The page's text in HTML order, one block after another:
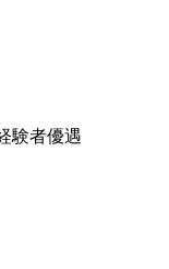
験者優遇